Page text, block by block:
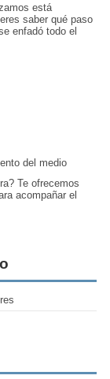
está
saber qué paso
enfadó todo el
del medio
Te ofrecemos
acompañar el